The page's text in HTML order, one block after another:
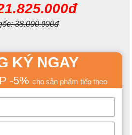
là tủ thang, vừa tạo một chiếc thang
mang đến một không gian lưu trữ đầy
38.000.000đ
KÝ NGAY
-5% cho sản phẩm tiếp theo